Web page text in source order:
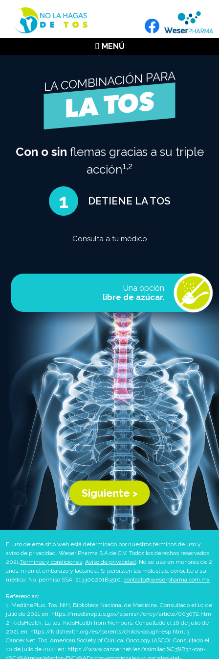
MENÚ
LA COMBINACIÓN PARA
LA TOS
Con o sin flemas gracias a su triple
acción1,2
1 DETIENE LA TOS
Consulta a tu médico
Una opción
libre de azúcar.
Siguiente >
El uso de este sitio web está determinado por nuestros términos de uso y
aviso de privacidad. Weser Pharma S.A de C.V. Todos los derechos reservados
2021. Términos y condiciones Aviso de privacidad . No se use en menores de 2
años, ni en el embarazo y lactancia. Si persisten las molestias, consulte a su
médico. No. permiso SSA: 213300201B3510. contacto@weserpharma.com.mx
Referencias:
1. MedlinePlus. Tos. NIH, Biblioteca Nacional de Medicina. Consultado el 10 de
julio de 2021 en: https://medlineplus.gov/spanish/ency/article/003072.htm
2. KidsHealth. La tos. KidsHealth from Nemours. Consultado el 10 de julio de
2021 en: https://kidshealth.org/es/parents/childs-cough-esp.html 3.
Cancer.Net. Tos. American Society of Clini cal Oncology (ASCO). Consultado el
10 de julio de 2021 en: https://www.cancer.net/es/asimilaci%C3%B3n-con-